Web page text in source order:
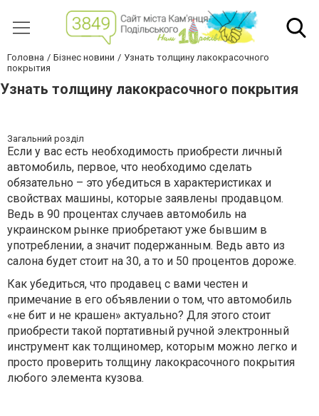
Головна Бізнес новини
Узнать толщину лакокрасочного
покрытия
Узнать толщину лакокрасочного покрытия
Загальний розділ
Если у вас есть необходимость приобрести личный
автомобиль, первое, что необходимо сделать
обязательно – это убедиться в характеристиках и
свойствах машины, которые заявлены продавцом.
Ведь в 90 процентах случаев автомобиль на
украинском рынке приобретают уже бывшим в
употреблении, а значит подержанным. Ведь авто из
салона будет стоит на 30, а то и 50 процентов дороже.
Как убедиться, что продавец с вами честен и
примечание в его объявлении о том, что автомобиль
«не бит и не крашен» актуально? Для этого стоит
приобрести такой портативный ручной электронный
инструмент как толщиномер, которым можно легко и
просто проверить толщину лакокрасочного покрытия
любого элемента кузова.